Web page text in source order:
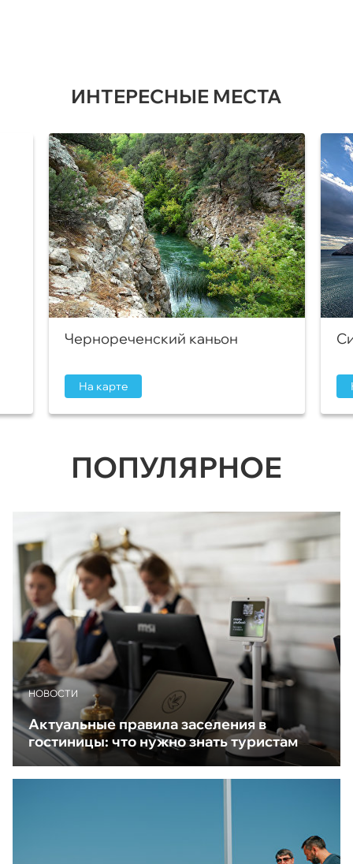
ИНТЕРЕСНЫЕ МЕСТА
Чернореченский каньон
На карте
ПОПУЛЯРНОЕ
НОВОСТИ
Актуальные правила заселения в
гостиницы: что нужно знать туристам